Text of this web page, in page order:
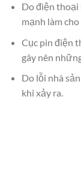
Do điện thoại
mạnh làm
Cục pin điện
gây nên
Do lỗi nhà
khi xảy ra.